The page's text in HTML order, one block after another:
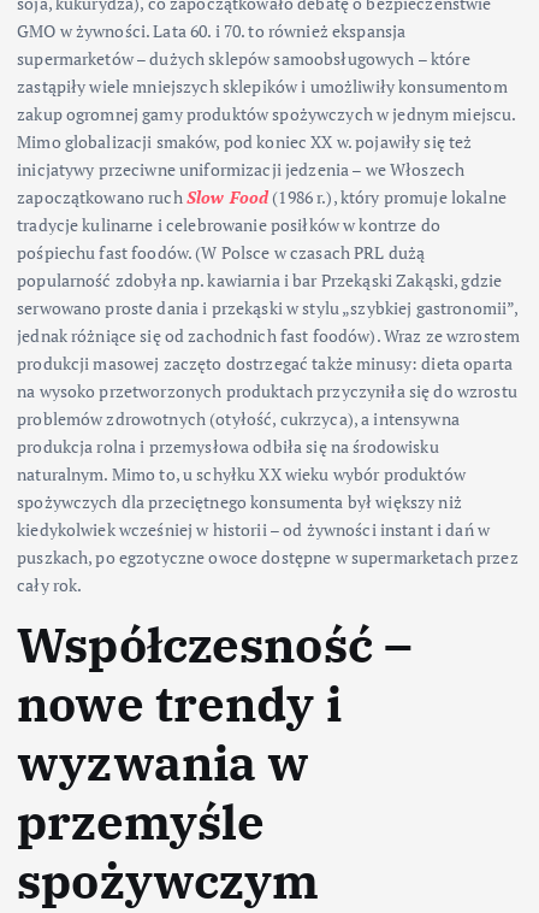
GMO w żywności. Lata 60. i 70. to również ekspansja
supermarketów – dużych sklepów samoobsługowych – które
zastąpiły wiele mniejszych sklepików i umożliwiły konsumentom
zakup ogromnej gamy produktów spożywczych w jednym miejscu.
Mimo globalizacji smaków, pod koniec XX w. pojawiły się też
inicjatywy przeciwne uniformizacji jedzenia – we Włoszech
zapoczątkowano ruchSlow Food(1986 r.), który promuje lokalne
tradycje kulinarne i celebrowanie posiłków w kontrze do
pośpiechu fast foodów. (W Polsce w czasach PRL dużą
popularność zdobyła np. kawiarnia i bar Przekąski Zakąski, gdzie
serwowano proste dania i przekąski w stylu „szybkiej gastronomii”,
jednak różniące się od zachodnich fast foodów). Wraz ze wzrostem
produkcji masowej zaczęto dostrzegać także minusy: dieta oparta
na wysoko przetworzonych produktach przyczyniła się do wzrostu
problemów zdrowotnych (otyłość, cukrzyca), a intensywna
produkcja rolna i przemysłowa odbiła się na środowisku
naturalnym. Mimo to, u schyłku XX wieku wybór produktów
spożywczych dla przeciętnego konsumenta był większy niż
kiedykolwiek wcześniej w historii – od żywności instant i dań w
puszkach, po egzotyczne owoce dostępne w supermarketach przez
cały rok.
Współczesność –
nowe trendy i
wyzwania w
przemyśle
spożywczym